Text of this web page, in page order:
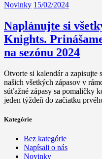
Novinky 15/02/2024
Naplánujte si
Knights.
na sezónu 2024
Otvorte si kalendár a zapisujte
našich všetkých zápasov v
súťažné zápasy sa pomaličky
jeden týždeň do začiatku
Kategórie
Bez kategórie
Napísali o nás
Novinky